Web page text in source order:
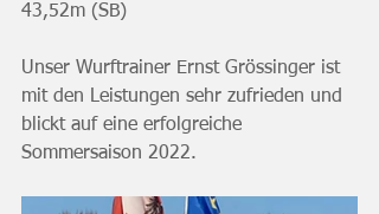
43,52m (SB)
Unser Wurftrainer Ernst Grössinger ist
mit den Leistungen sehr zufrieden und
blickt auf eine erfolgreiche
Sommersaison 2022.